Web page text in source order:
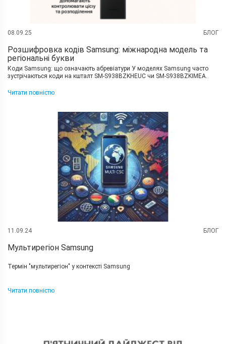
08.09.25 БЛОГ
Розшифровка кодів Samsung: міжнародна модель та
регіональні букви
Коди Samsung: що означають абревіатури У моделях Samsung часто
зустрічаються коди на кшталт SM-S938BZKHEUC чи SM-S938BZKIMEA.
Читати повністю
11.09.24 БЛОГ
Мультирегіон Samsung
Термін "мультирегіон" у контексті Samsung
Читати повністю